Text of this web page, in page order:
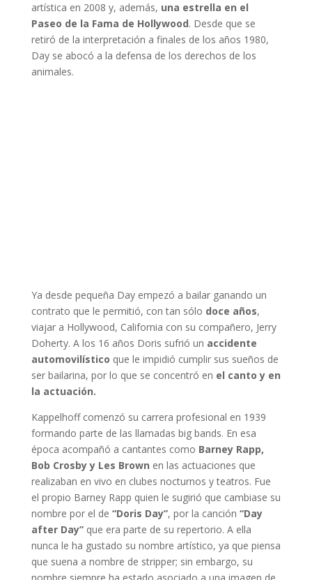
artística en 2008 y, además, una estrella en el
Paseo de la Fama de Hollywood. Desde que se
retiró de la interpretación a finales de los años 1980,
Day se abocó a la defensa de los derechos de los
animales.
Ya desde pequeña Day empezó a bailar ganando un
contrato que le permitió, con tan sólo doce años,
viajar a Hollywood, California con su compañero, Jerry
Doherty. A los 16 años Doris sufrió un accidente
automovilístico que le impidió cumplir sus sueños de
ser bailarina, por lo que se concentró en el canto y en
la actuación.
Kappelhoff comenzó su carrera profesional en 1939
formando parte de las llamadas big bands. En esa
época acompañó a cantantes como Barney Rapp,
Bob Crosby y Les Brown en las actuaciones que
realizaban en vivo en clubes nocturnos y teatros. Fue
el propio Barney Rapp quien le sugirió que cambiase su
nombre por el de “Doris Day”, por la canción “Day
after Day” que era parte de su repertorio. A ella
nunca le ha gustado su nombre artístico, ya que piensa
que suena a nombre de stripper; sin embargo, su